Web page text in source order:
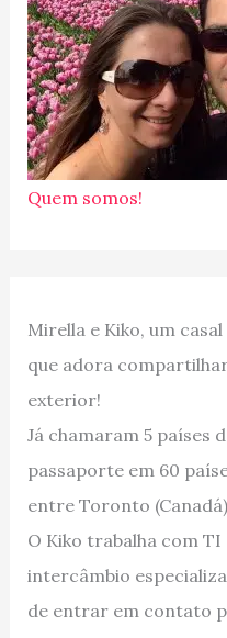
Quem somos!
Mirella e Kiko, um
que adora
exterior!
Já chamaram 5 países
passaporte em 60
entre Toronto
O Kiko trabalha com
intercâmbio
de entrar em contato